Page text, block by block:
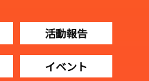
活動報告
イベント